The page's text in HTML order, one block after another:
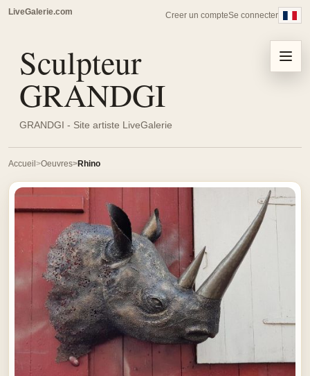
LiveGalerie.com Creer un compteSe connecter
Sculpteur
GRANDGI
GRANDGI - Site artiste LiveGalerie
Menu
Accueil Oeuvres Rhino